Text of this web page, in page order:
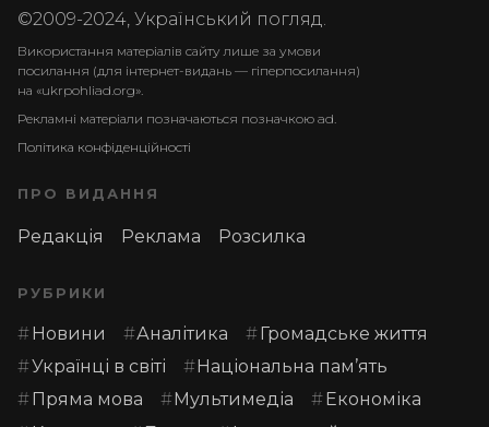
©2009-2024, Український погляд.
Використання матеріалів сайту лише за умови
посилання (для інтернет-видань — гіперпосилання)
на «ukrpohliad.org».
Рекламні матеріали позначаються позначкою ad.
Політика конфіденційності
ПРО ВИДАННЯ
Редакція Реклама Розсилка
РУБРИКИ
Новини Аналітика
Громадське життя
Українці в світі
Національна пам’ять
Пряма мова
Мультимедіа
Економіка